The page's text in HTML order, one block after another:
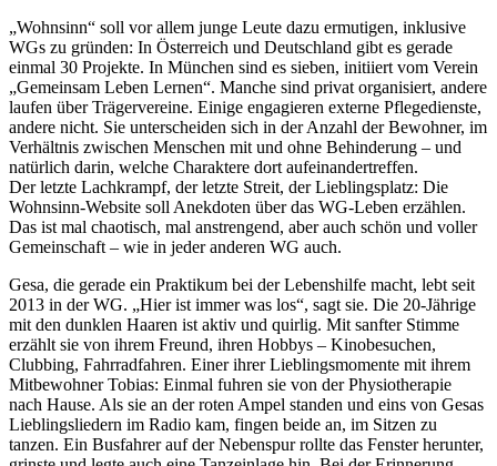
„Wohnsinn“ soll vor allem junge Leute dazu ermutigen, inklusive
WGs zu gründen: In Österreich und Deutschland gibt es gerade
einmal 30 Projekte. In München sind es sieben, initiiert vom Verein
„Gemeinsam Leben Lernen“. Manche sind privat organisiert, andere
laufen über Trägervereine. Einige engagieren externe Pflegedienste,
andere nicht. Sie unterscheiden sich in der Anzahl der Bewohner, im
Verhältnis zwischen Menschen mit und ohne Behinderung – und
natürlich darin, welche Charaktere dort aufeinandertreffen.
Der letzte Lachkrampf, der letzte Streit, der Lieblingsplatz: Die
Wohnsinn-Website soll Anekdoten über das WG-Leben erzählen.
Das ist mal chaotisch, mal anstrengend, aber auch schön und voller
Gemeinschaft – wie in jeder anderen WG auch.
Gesa, die gerade ein Praktikum bei der Lebenshilfe macht, lebt seit
2013 in der WG. „Hier ist immer was los“, sagt sie. Die 20-Jährige
mit den dunklen Haaren ist aktiv und quirlig. Mit sanfter Stimme
erzählt sie von ihrem Freund, ihren Hobbys – Kinobesuchen,
Clubbing, Fahrradfahren. Einer ihrer Lieblingsmomente mit ihrem
Mitbewohner Tobias: Einmal fuhren sie von der Physiotherapie
nach Hause. Als sie an der roten Ampel standen und eins von Gesas
Lieblingsliedern im Radio kam, fingen beide an, im Sitzen zu
tanzen. Ein Busfahrer auf der Nebenspur rollte das Fenster herunter,